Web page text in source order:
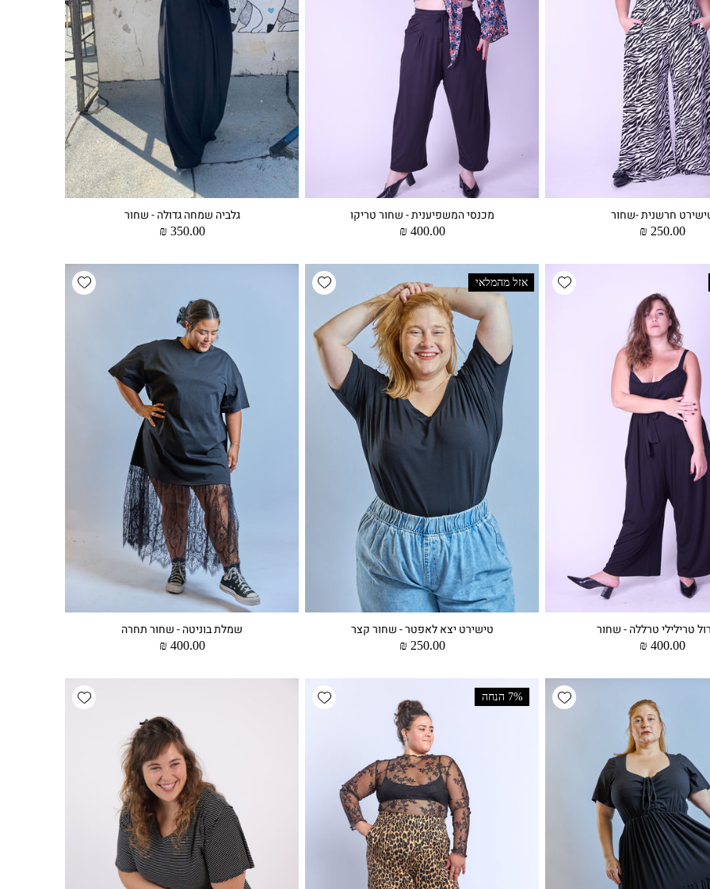
חרשנית -שחור
מחיר
250.00 ₪
מכנסי המשפיענית - שחור טריקו
מחיר
400.00 ₪
גלביה שמחה גדולה - שחור
מחיר
350.00 ₪
Add wishlist
טרילילי טרללה - שחור
מחיר
400.00 ₪
Add wishlist אזל מהמלאי
טישירט יצא לאפטר - שחור קצר
מחיר
250.00 ₪
Add wishlist
שמלת בוניטה - שחור תחרה
מחיר
400.00 ₪
Add wishlist
Add wishlist 7% הנחה Add wishlist